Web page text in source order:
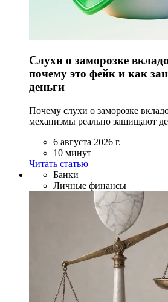
Слухи о заморозке
почему это фейк и как
деньги
Почему слухи о заморозке
механизмы реально защищают
6 августа 2026 г.
10 минут
Читать статью
Банки
Личные финансы